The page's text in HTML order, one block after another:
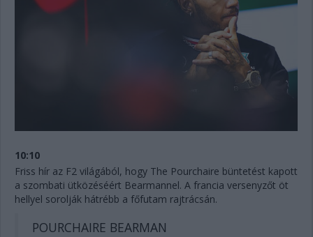
10:10
Friss hír az F2 világából, hogy The Pourchaire büntetést kapott
a szombati ütközéséért Bearmannel. A francia versenyzőt öt
hellyel sorolják hátrébb a főfutam rajtrácsán.
POURCHAIRE BEARMAN